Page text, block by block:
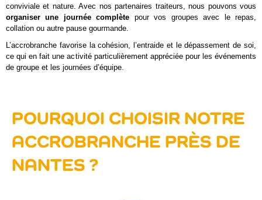
conviviale et nature. Avec nos partenaires traiteurs, nous pouvons vous
organiser une journée complète pour vos groupes avec le repas,
collation ou autre pause gourmande.
L’accrobranche favorise la cohésion, l’entraide et le dépassement de soi,
ce qui en fait une activité particulièrement appréciée pour les événements
de groupe et les journées d’équipe.
POURQUOI CHOISIR NOTRE
ACCROBRANCHE PRÈS DE
NANTES ?